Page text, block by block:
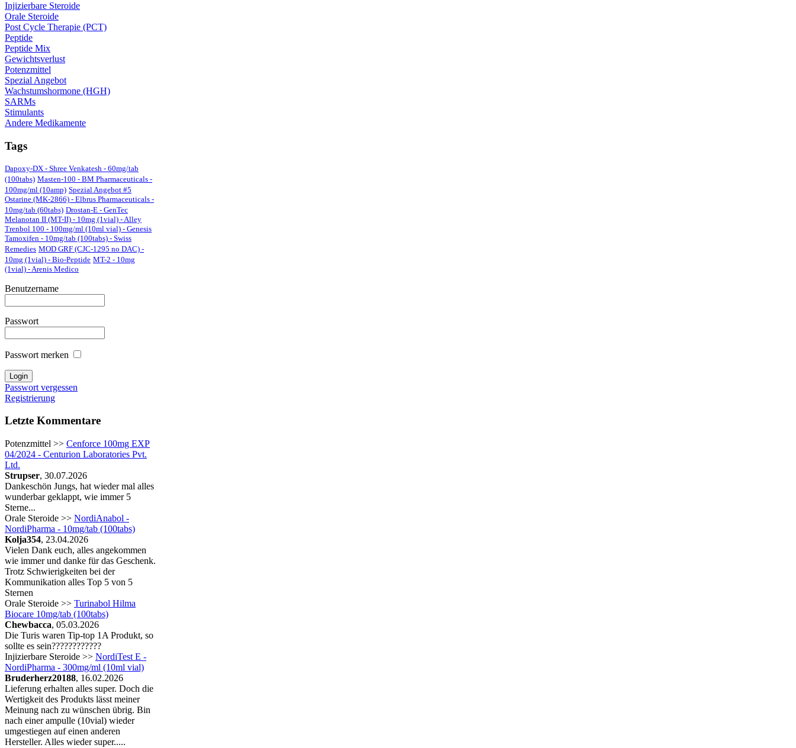
Injizierbare Steroide
Orale Steroide
Post Cycle Therapie (PCT)
Peptide
Peptide Mix
Gewichtsverlust
Potenzmittel
Spezial Angebot
Wachstumshormone (HGH)
SARMs
Stimulants
Andere Medikamente
Tags
Dapoxy-DX - Shree Venkatesh - 60mg/tab
(100tabs) Masten-100 - BM Pharmaceuticals -
100mg/ml (10amp) Spezial Angebot #5
Ostarine (MK-2866) - Elbrus Pharmaceuticals -
10mg/tab (60tabs) Drostan-E - GenTec
Melanotan II (MT-II) - 10mg (1vial) - Alley
Trenbol 100 - 100mg/ml (10ml vial) - Genesis
Tamoxifen - 10mg/tab (100tabs) - Swiss
Remedies MOD GRF (CJC-1295 no DAC) -
10mg (1vial) - Bio-Peptide MT-2 - 10mg
(1vial) - Arenis Medico
Benutzername
Passwort
Passwort merken
Passwort vergessen
Registrierung
Letzte Kommentare
Potenzmittel >> Cenforce 100mg EXP
04/2024 - Centurion Laboratories Pvt.
Ltd.
Strupser, 30.07.2026
Dankeschön Jungs, hat wieder mal alles
wunderbar geklappt, wie immer 5
Sterne...
Orale Steroide >> NordiAnabol -
NordiPharma - 10mg/tab (100tabs)
Kolja354, 23.04.2026
Vielen Dank euch, alles angekommen
wie immer und danke für das Geschenk.
Trotz Schwierigkeiten bei der
Kommunikation alles Top 5 von 5
Sternen
Orale Steroide >> Turinabol Hilma
Biocare 10mg/tab (100tabs)
Chewbacca, 05.03.2026
Die Turis waren Tip-top 1A Produkt, so
sollte es sein????????????
Injizierbare Steroide >> NordiTest E -
NordiPharma - 300mg/ml (10ml vial)
Bruderherz20188, 16.02.2026
Lieferung erhalten alles super. Doch die
Wertigkeit des Produkts lässt meiner
Meinung nach zu wünschen übrig. Bin
nach einer ampulle (10vial) wieder
umgestiegen auf einen anderen
Hersteller. Alles wieder super.....